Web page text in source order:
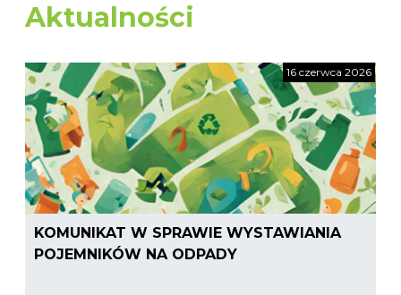
Aktualności
16 czerwca 2026
KOMUNIKAT W SPRAWIE WYSTAWIANIA
POJEMNIKÓW NA ODPADY